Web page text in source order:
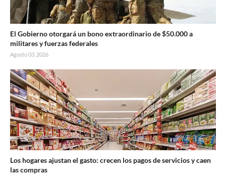
El Gobierno otorgará un bono extraordinario de $50.000 a
militares y fuerzas federales
Agosto 03, 2026
Los hogares ajustan el gasto: crecen los pagos de servicios y caen
las compras